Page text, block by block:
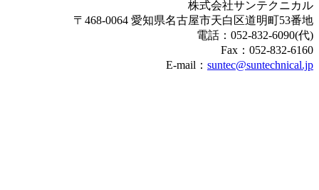
株式会社サンテクニカル
〒468-0064 愛知県名古屋市天白区道明町53番地
電話：052-832-6090(代)
Fax：052-832-6160
E-mail： suntec@suntechnical.jp